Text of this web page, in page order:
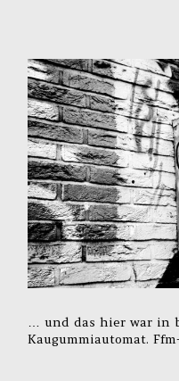
… und das hier war in
Kaugummiautomat.